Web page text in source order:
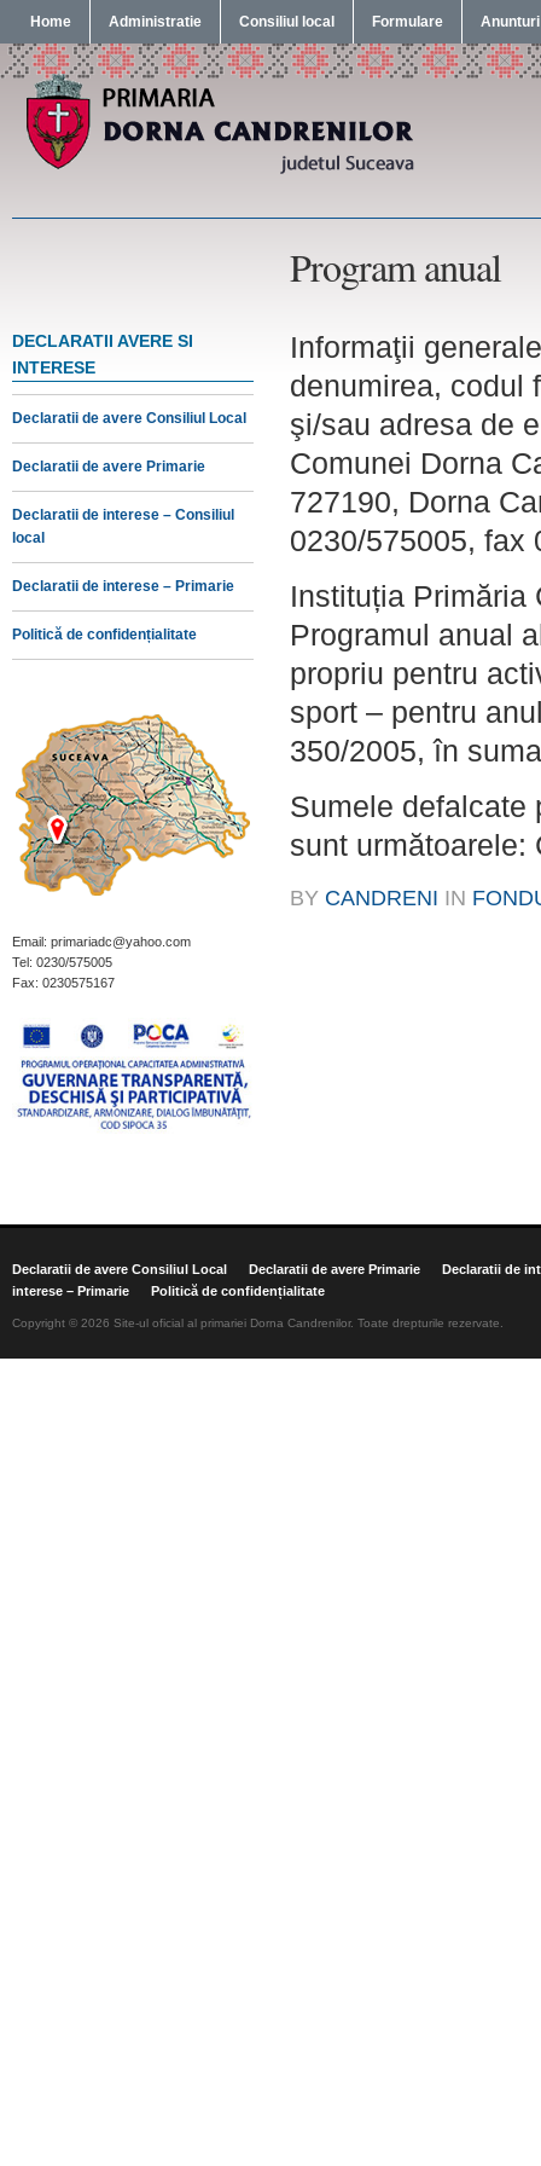
Home Administratie Consiliul local Formulare Anunturi
Program anual
DECLARATII AVERE SI
INTERESE
Declaratii de avere Consiliul Local
Declaratii de avere Primarie
Declaratii de interese – Consiliul
local
Declaratii de interese – Primarie
Politică de confidențialitate
Email: primariadc@yahoo.com
Tel: 0230/575005
Fax: 0230575167
Informaţii
denumirea, codul
şi/sau adresa de
Comunei Dorna
727190, Dorna
0230/575005, fax
Instituția Primăria
Programul anual
propriu pentru
sport – pentru
350/2005, în
Sumele defalcate
sunt următoarele:
BY CANDRENI IN
Declaratii de avere Consiliul Local Declaratii de avere Primarie
Declaratii de
interese – Primarie
Politică de confidențialitate
Copyright © 2026 Site-ul oficial al primariei Dorna Candrenilor. Toate drepturile rezervate.